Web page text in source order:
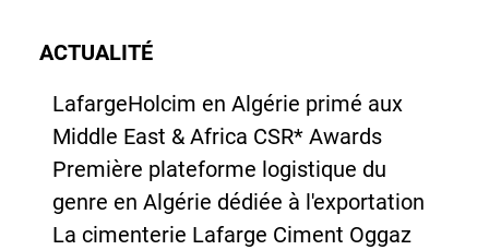
ACTUALITÉ
LafargeHolcim en Algérie primé aux
Middle East & Africa CSR* Awards
Première plateforme logistique du
genre en Algérie dédiée à l'exportation
La cimenterie Lafarge Ciment Oggaz